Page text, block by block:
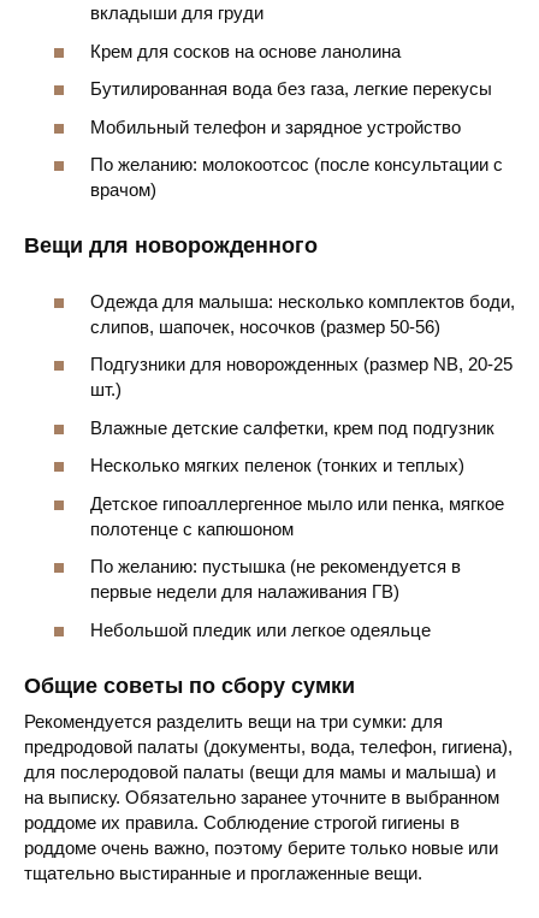
вкладыши для груди
Крем для сосков на основе ланолина
Бутилированная вода без газа, легкие перекусы
Мобильный телефон и зарядное устройство
По желанию: молокоотсос (после консультации с
врачом)
Вещи для новорожденного
Одежда для малыша: несколько комплектов боди,
слипов, шапочек, носочков (размер 50-56)
Подгузники для новорожденных (размер NB, 20-25
шт.)
Влажные детские салфетки, крем под подгузник
Несколько мягких пеленок (тонких и теплых)
Детское гипоаллергенное мыло или пенка, мягкое
полотенце с капюшоном
По желанию: пустышка (не рекомендуется в
первые недели для налаживания ГВ)
Небольшой пледик или легкое одеяльце
Общие советы по сбору сумки
Рекомендуется разделить вещи на три сумки: для
предродовой палаты (документы, вода, телефон, гигиена),
для послеродовой палаты (вещи для мамы и малыша) и
на выписку. Обязательно заранее уточните в выбранном
роддоме их правила. Соблюдение строгой гигиены в
роддоме очень важно, поэтому берите только новые или
тщательно выстиранные и проглаженные вещи.